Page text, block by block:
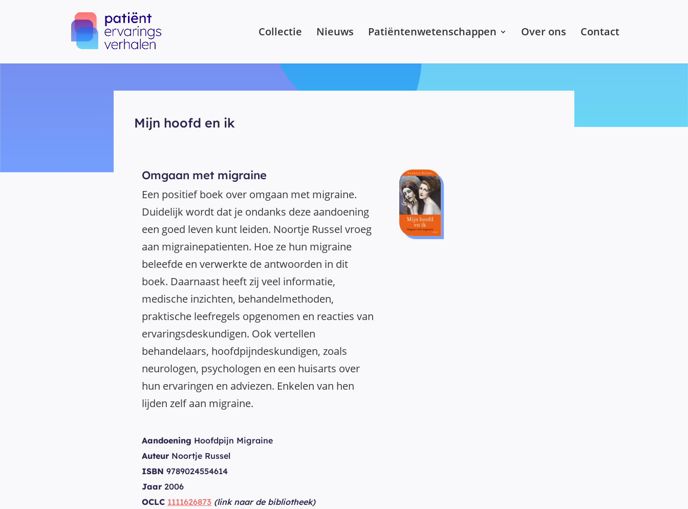
Collectie Nieuws Patiëntenwetenschappen Over ons Contact
Mijn hoofd en ik
Omgaan met migraine
Een positief boek over omgaan met migraine.
Duidelijk wordt dat je ondanks deze aandoening
een goed leven kunt leiden. Noortje Russel vroeg
aan migrainepatienten. Hoe ze hun migraine
beleefde en verwerkte de antwoorden in dit
boek. Daarnaast heeft zij veel informatie,
medische inzichten, behandelmethoden,
praktische leefregels opgenomen en reacties van
ervaringsdeskundigen. Ook vertellen
behandelaars, hoofdpijndeskundigen, zoals
neurologen, psychologen en een huisarts over
hun ervaringen en adviezen. Enkelen van hen
lijden zelf aan migraine.
Aandoening Hoofdpijn Migraine
Auteur Noortje Russel
ISBN 9789024554614
Jaar 2006
OCLC 1111626873 (link naar de bibliotheek)